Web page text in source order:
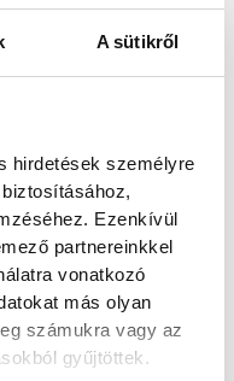
A sütikről
hirdetések személyre
Ezenkívül
partnereinkkel
vonatkozó
más olyan
számukra vagy az
gyűjtöttek.
Town 16.00
United 15.00
17.30